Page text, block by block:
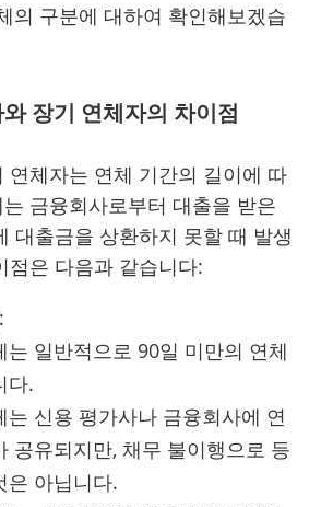
의 구분에 대하여 확인해보겠습
장기 연체자의 차이점
연체자는 연체 기간의 길이에 따
금융회사로부터 대출을 받은
대출금을 상환하지 못할 때 발생
점은 다음과 같습니다:
:
는 일반적으로 90일 미만의 연체
다.
는 신용 평가사나 금융회사에 연
공유되지만, 채무 불이행으로 등
은 아닙니다.